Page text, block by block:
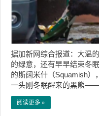
据加新网综合报道：大温
的绿意，还有早早结束冬
的斯阔米什（Squamish）
一头刚冬眠醒来的黑熊
阅读更多 »